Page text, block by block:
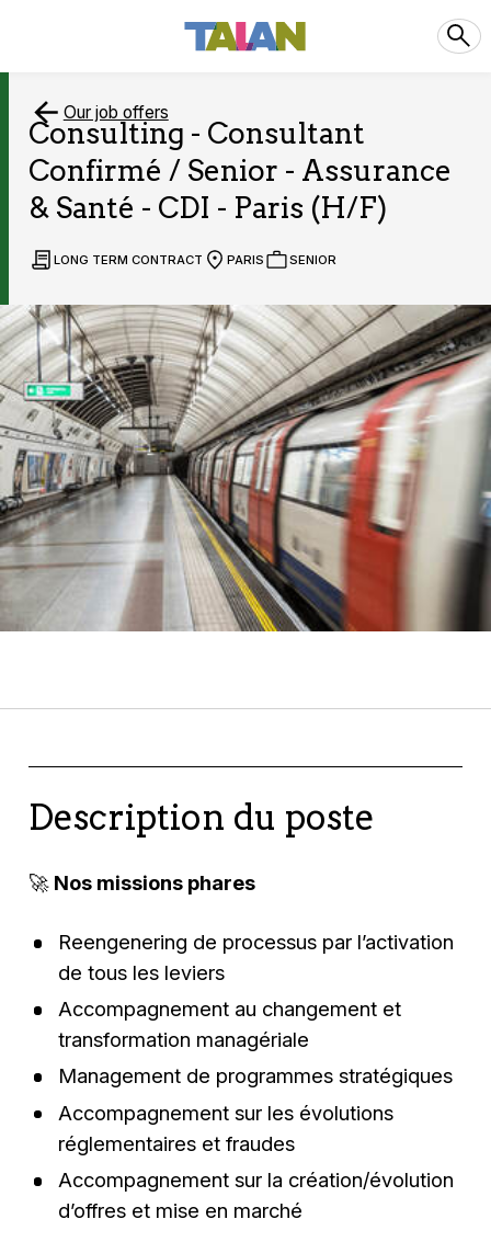
Our job offers
Consulting - Consultant
Confirmé / Senior - Assurance
& Santé - CDI - Paris (H/F)
LONG TERM CONTRACT PARIS SENIOR
Description du poste
🚀 Nos missions phares
Reengenering de processus par l’activation
de tous les leviers
Accompagnement au changement et
transformation managériale
Management de programmes stratégiques
Accompagnement sur les évolutions
réglementaires et fraudes
Accompagnement sur la création/évolution
d’offres et mise en marché